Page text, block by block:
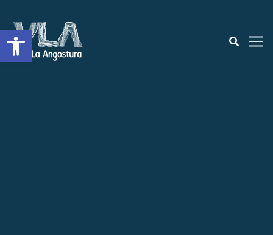
Open toolbar